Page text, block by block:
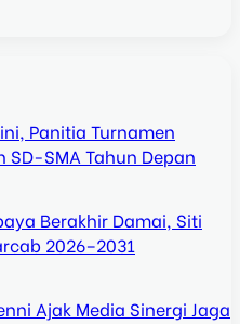
Panitia Turnamen
SD-SMA Tahun Depan
Berakhir Damai, Siti
2026–2031
Ajak Media Sinergi Jaga